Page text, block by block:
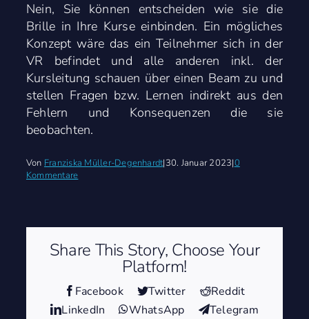
Nein, Sie können entscheiden wie sie die
Brille in Ihre Kurse einbinden. Ein mögliches
Konzept wäre das ein Teilnehmer sich in der
VR befindet und alle anderen inkl. der
Kursleitung schauen über einen Beam zu und
stellen Fragen bzw. Lernen indirekt aus den
Fehlern und Konsequenzen die sie
beobachten.
Von Franziska Müller-Degenhardt|30. Januar 2023|0
Kommentare
Share This Story, Choose Your
Platform!
Facebook Twitter
Reddit
LinkedIn
WhatsApp
Telegram